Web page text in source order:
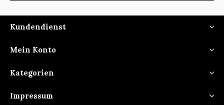
Kundendienst
Mein Konto
Kategorien
Impressum